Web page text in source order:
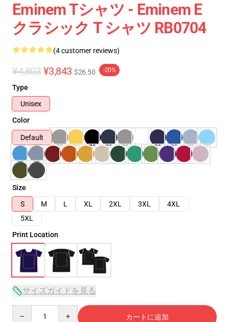
Eminem Tシャツ - Eminem E
クラシック T シャツ RB0704
(4 customer reviews)
¥4,803 ¥3,843 $26.50 -20%
Type
Unisex
Color
Default
Size
S
M L XL 2XL 3XL
4XL
5XL
Print Location
サイズガイドを見る
カートに追加